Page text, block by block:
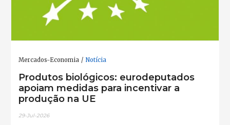
Mercados-Economia Notícia
Produtos biológicos: eurodeputados
apoiam medidas para incentivar a
produção na UE
29-Jul-2026